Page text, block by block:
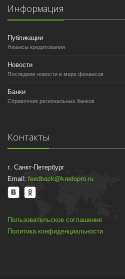
Информация
Публикации
Нюансы кредитования
Новости
Последние новости в мире финансов
Банки
Справочник региональных банков
Контакты
г. Санкт-Петербург
Email: feedback@kredopro.ru
Пользовательское соглашение
Политика конфиденциальности